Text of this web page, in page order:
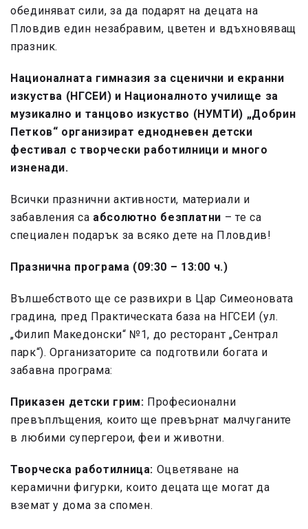
обединяват сили, за да подарят на децата на
Пловдив един незабравим, цветен и вдъхновяващ
празник.
Националната гимназия за сценични и екранни
изкуства (НГСЕИ) и Националното училище за
музикално и танцово изкуство (НУМТИ) „Добрин
Петков“ организират еднодневен детски
фестивал с творчески работилници и много
изненади.
Всички празнични активности, материали и
забавления са абсолютно безплатни – те са
специален подарък за всяко дете на Пловдив!
Празнична програма (09:30 – 13:00 ч.)
Вълшебството ще се развихри в Цар Симеоновата
градина, пред Практическата база на НГСЕИ (ул.
„Филип Македонски“ №1, до ресторант „Сентрал
парк“). Организаторите са подготвили богата и
забавна програма:
Приказен детски грим: Професионални
превъплъщения, които ще превърнат малчуганите
в любими супергерои, феи и животни.
Творческа работилница: Оцветяване на
керамични фигурки, които децата ще могат да
вземат у дома за спомен.